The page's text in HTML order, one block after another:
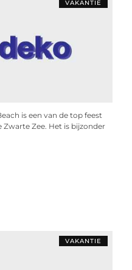
VAKANTIE
is een van de top feest
Zee. Het is bijzonder
VAKANTIE